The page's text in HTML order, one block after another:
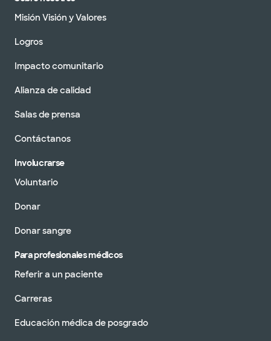
Misión Visión y Valores
Logros
Impacto comunitario
Alianza de calidad
Salas de prensa
Contáctanos
Involucrarse
Voluntario
Donar
Donar sangre
Para profesionales médicos
Referir a un paciente
Carreras
Educación médica de posgrado